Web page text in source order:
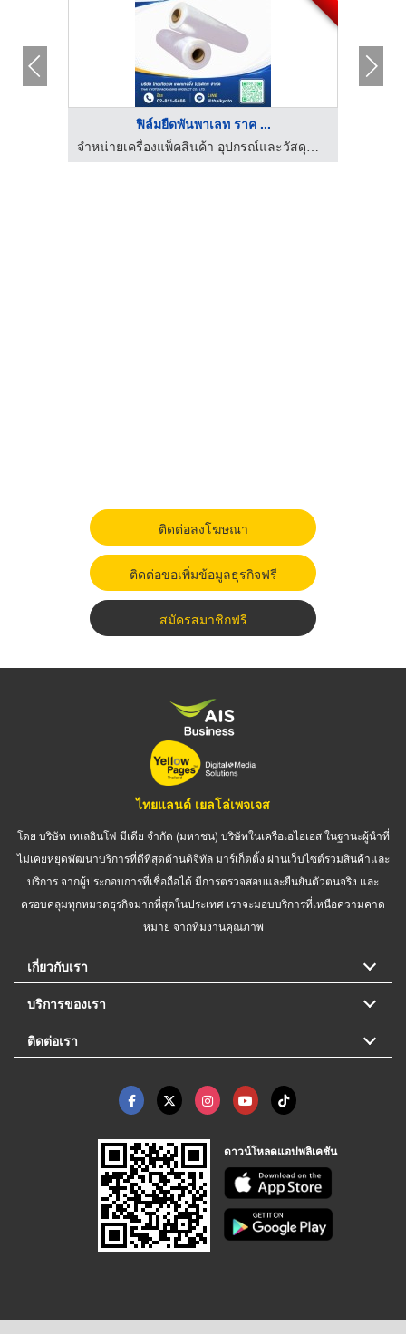
ฟิล์มยืดพันพาเลท ราค ...
จำหน่ายเครื่องแพ็คสินค้า อุปกรณ์และวัสดุสำหรับงานหีบห่อสินค้า
ติดต่อลงโฆษณา
ติดต่อขอเพิ่มข้อมูลธุรกิจฟรี
สมัครสมาชิกฟรี
ไทยแลนด์ เยลโล่เพจเจส
โดย บริษัท เทเลอินโฟ มีเดีย จำกัด (มหาชน) บริษัทในเครือเอไอเอส ในฐานะผู้นำที่
ไม่เคยหยุดพัฒนาบริการที่ดีที่สุดด้านดิจิทัล มาร์เก็ตติ้ง ผ่านเว็บไซต์รวมสินค้าและ
บริการ จากผู้ประกอบการที่เชื่อถือได้ มีการตรวจสอบและยืนยันตัวตนจริง และ
ครอบคลุมทุกหมวดธุรกิจมากที่สุดในประเทศ เราจะมอบบริการที่เหนือความคาด
หมาย จากทีมงานคุณภาพ
เกี่ยวกับเรา
บริการของเรา
ติดต่อเรา
ดาวน์โหลดแอปพลิเคชัน